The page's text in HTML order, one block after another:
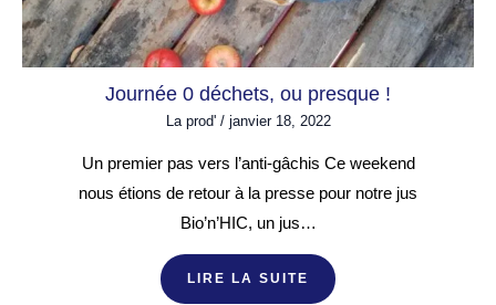
Journée 0 déchets, ou presque !
La prod'/ janvier 18, 2022
Un premier pas vers l’anti-gâchis Ce weekend
nous étions de retour à la presse pour notre jus
Bio’n’HIC, un jus…
LIRE LA SUITE